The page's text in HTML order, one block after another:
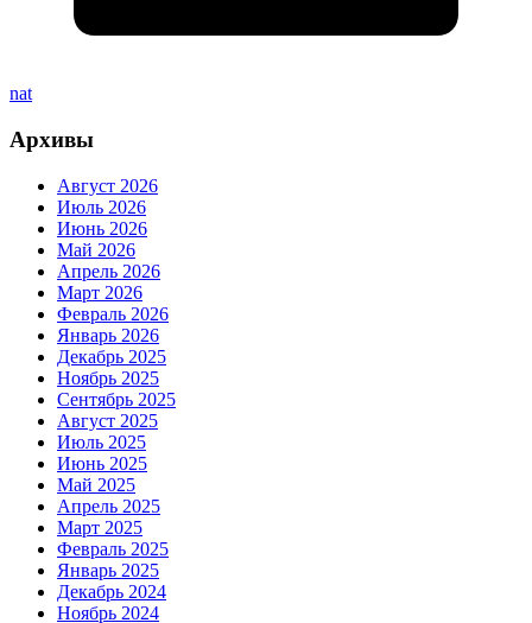
nat
Архивы
Август 2026
Июль 2026
Июнь 2026
Май 2026
Апрель 2026
Март 2026
Февраль 2026
Январь 2026
Декабрь 2025
Ноябрь 2025
Сентябрь 2025
Август 2025
Июль 2025
Июнь 2025
Май 2025
Апрель 2025
Март 2025
Февраль 2025
Январь 2025
Декабрь 2024
Ноябрь 2024